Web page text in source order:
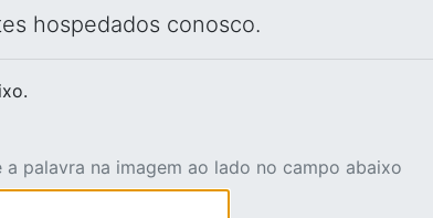
hospedados conosco.
a palavra na imagem ao lado no campo abaixo